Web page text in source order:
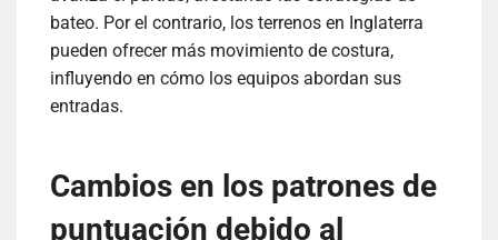
bateo. Por el contrario, los terrenos en Inglaterra
pueden ofrecer más movimiento de costura,
influyendo en cómo los equipos abordan sus
entradas.
Cambios en los patrones de
puntuación debido al